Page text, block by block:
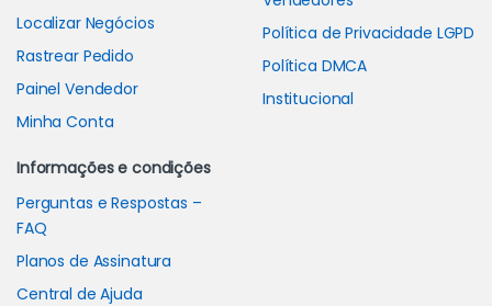
Localizar Negócios
Rastrear Pedido
Painel Vendedor
Minha Conta
Política de Privacidade LGPD
Política DMCA
Institucional
Informações e condições
Perguntas e Respostas –
FAQ
Planos de Assinatura
Central de Ajuda